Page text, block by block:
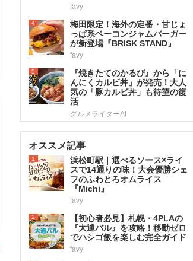
favy
4
梅田限定！海外の定番・甘じょ
っぱ系ベーコンジャムバーガー
が新登場『BRISK STAND』
favy
5
『焼きたてのかるび』から「に
んにくカルビ丼」が発売！大人
気の「豚カルビ丼」も待望の復
活
グルメライターAI
オススメ記事
1
浜松町駅｜選べるソース×ライ
スで14通りの味！大会優勝シェ
フのふわとろオムライス
『Michi』
favy
2
【初心者必見】札幌・4PLAの
『大通バル』を攻略！移動ゼロ
でハシゴ飯を楽しむ完全ガイド
favy